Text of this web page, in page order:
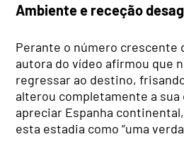
Ambiente e receção
Perante o número crescente
autora do vídeo afirmou que
regressar ao destino,
alterou completamente a sua
apreciar Espanha
esta estadia como “uma